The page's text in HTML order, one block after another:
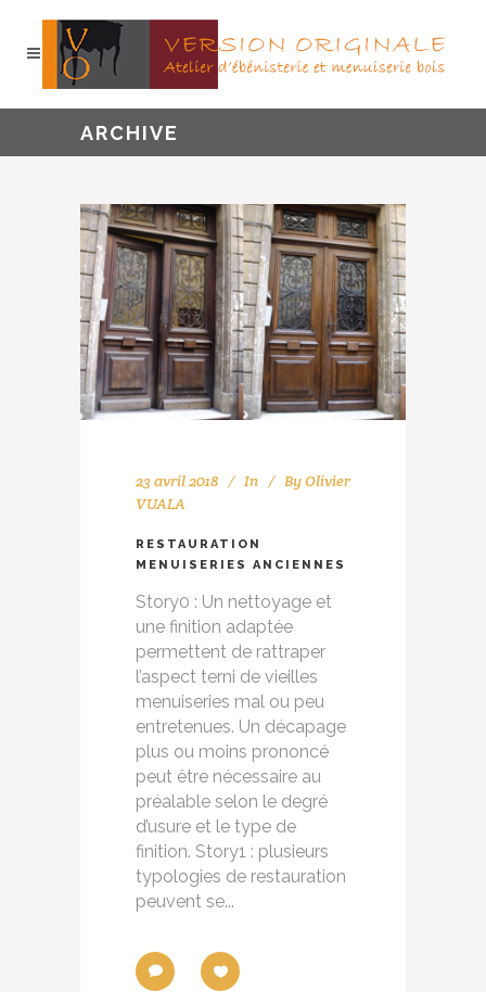
ARCHIVE
23 avril 2018 In ByOlivier
VUALA
RESTAURATION
MENUISERIES ANCIENNES
Story0 : Un nettoyage et
une finition adaptée
permettent de rattraper
l’aspect terni de vieilles
menuiseries mal ou peu
entretenues. Un décapage
plus ou moins prononcé
peut être nécessaire au
préalable selon le degré
d’usure et le type de
finition. Story1 : plusieurs
typologies de restauration
peuvent se...